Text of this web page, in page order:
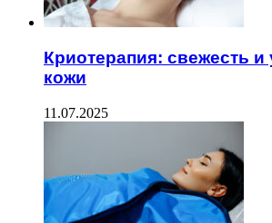
Криотерапия: свежесть и
кожи
11.07.2025